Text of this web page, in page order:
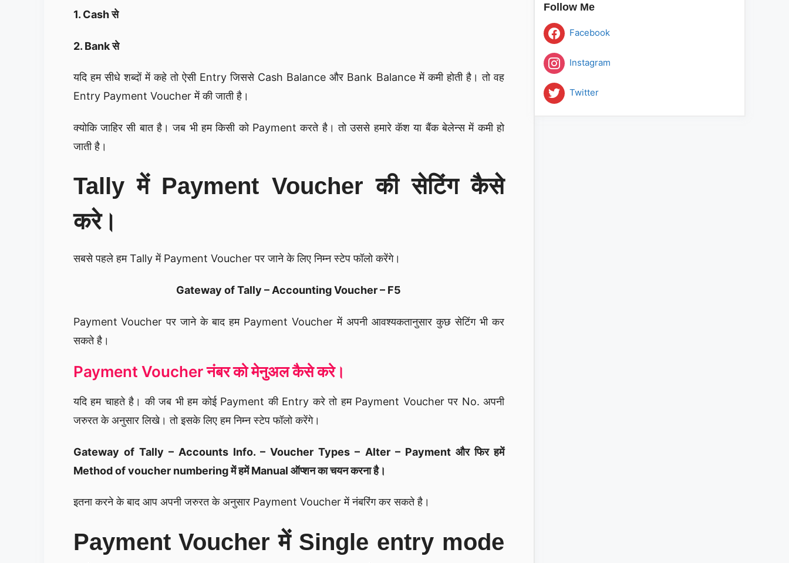
1. Cash से
2. Bank से
यदि हम सीधे शब्दों में कहे तो ऐसी Entry जिससे Cash Balance और Bank Balance में कमी होती है। तो वह
Entry Payment Voucher में की जाती है।
क्योकि जाहिर सी बात है। जब भी हम किसी को Payment करते है। तो उससे हमारे कॅश या बैंक बेलेन्स में कमी हो
जाती है।
Tally में Payment Voucher की सेटिंग कैसे
करे।
सबसे पहले हम Tally में Payment Voucher पर जाने के लिए निम्न स्टेप फॉलो करेंगे।
Gateway of Tally – Accounting Voucher – F5
Payment Voucher पर जाने के बाद हम Payment Voucher में अपनी आवश्यकतानुसार कुछ सेटिंग भी कर
सकते है।
Payment Voucher नंबर को मेनुअल कैसे करे।
यदि हम चाहते है। की जब भी हम कोई Payment की Entry करे तो हम Payment Voucher पर No. अपनी
जरुरत के अनुसार लिखे। तो इसके लिए हम निम्न स्टेप फॉलो करेंगे।
Gateway of Tally – Accounts Info. – Voucher Types – Alter – Payment और फिर हमें
Method of voucher numbering में हमें Manual ऑप्शन का चयन करना है।
इतना करने के बाद आप अपनी जरुरत के अनुसार Payment Voucher में नंबरिंग कर सकते है।
Payment Voucher में Single entry mode
Follow Me
Facebook
Instagram
Twitter